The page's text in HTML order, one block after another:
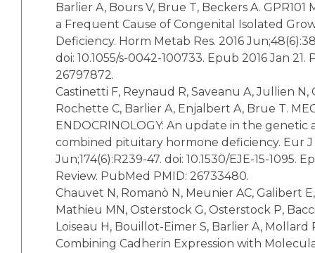
Barlier A, Bours V, Brue T, Beckers A.
a Frequent Cause of Congenital Isolated
Deficiency. Horm Metab Res. 2016
doi: 10.1055/s-0042-100733. Epub 2016 Jan
26797872.
Castinetti F, Reynaud R, Saveanu A, Jullien
Rochette C, Barlier A, Enjalbert A, Brue T.
ENDOCRINOLOGY: An update in the genetic
combined pituitary hormone deficiency. Eur J
Jun;174(6):R239-47. doi: 10.1530/EJE-15-1095.
Review. PubMed PMID: 26733480.
Chauvet N, Romanò N, Meunier AC, Galibert
Mathieu MN, Osterstock G, Osterstock P,
Loiseau H, Bouillot-Eimer S, Barlier A, Mollard
Combining Cadherin Expression with